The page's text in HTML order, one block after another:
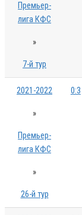
Премьер-
лига КФС
»
7-й тур
2021-2022
»
Премьер-
лига КФС
»
26-й тур
0:3